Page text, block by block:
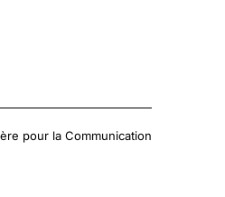
pour la Communication